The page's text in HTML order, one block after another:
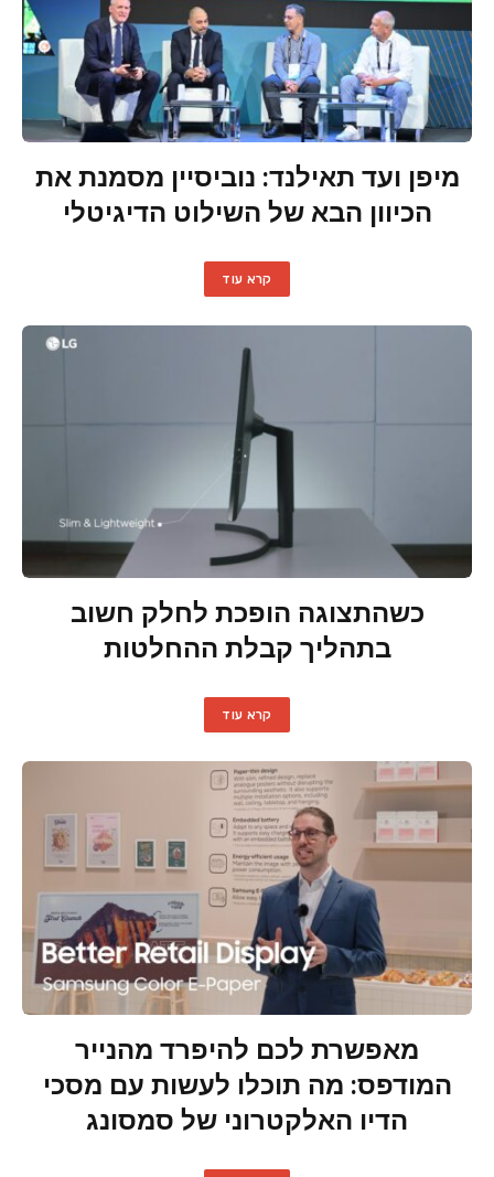
מיפן ועד תאילנד: נוביסיין מסמנת את
הכיוון הבא של השילוט הדיגיטלי
קרא עוד
כשהתצוגה הופכת לחלק חשוב
בתהליך קבלת ההחלטות
קרא עוד
מאפשרת לכם להיפרד מהנייר
המודפס: מה תוכלו לעשות עם מסכי
הדיו האלקטרוני של סמסונג